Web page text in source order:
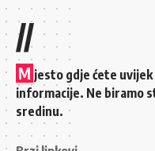
//
M jesto gdje ćete uvijek
informacije. Ne biramo
sredinu.